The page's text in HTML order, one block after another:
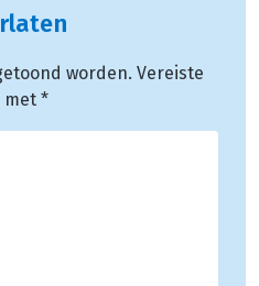
worden. Vereiste
met *